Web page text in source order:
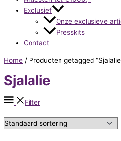
Exclusief
Onze exclusieve
Presskits
Contact
Home / Producten getagged
Sjalalie
Filter